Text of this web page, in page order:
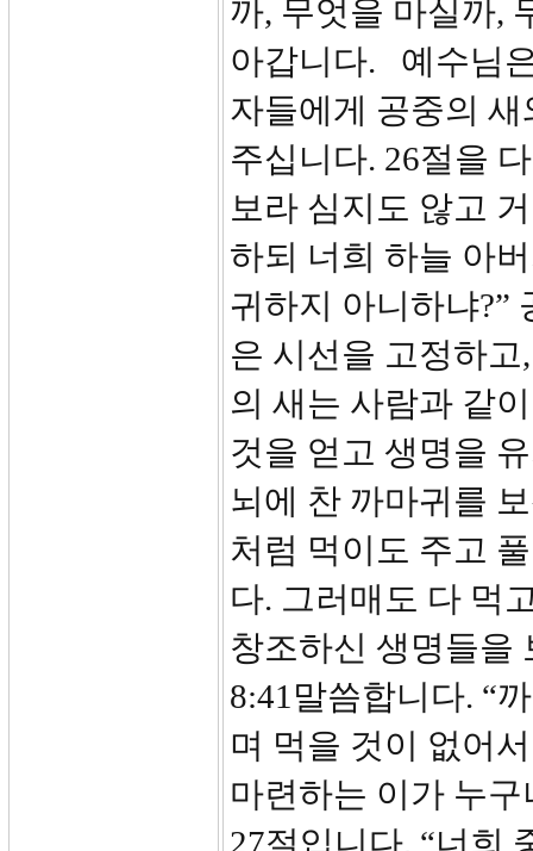
까, 무엇을 마실까,
아갑니다. 예수님
자들에게 공중의
주십니다. 26절을
보라 심지도 않고
하되 너희 하늘 아
귀하지 아니하냐?”
은 시선을 고정하
의 새는 사람과 같
것을 얻고 생명을
뇌에 찬 까마귀를
처럼 먹이도 주고
다. 그러매도 다 먹
창조하신 생명들을
8:41말씀합니다. “
며 먹을 것이 없어
마련하는 이가 누구
27절입니다. “너희